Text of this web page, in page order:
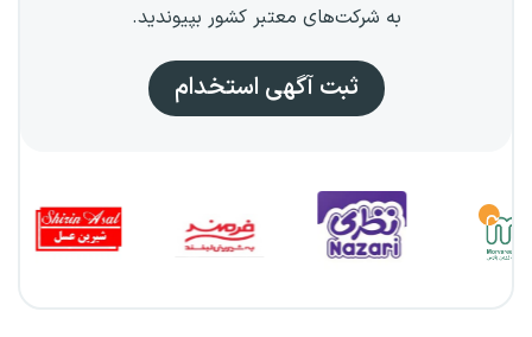
به شرکت‌های معتبر کشور بپیوندید.
ثبت آگهی استخدام